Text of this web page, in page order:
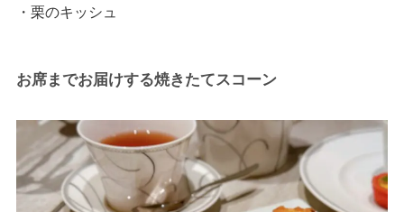
・栗のキッシュ
お席までお届けする焼きたてスコーン